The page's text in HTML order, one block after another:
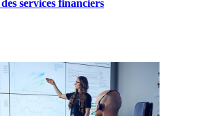
services financiers